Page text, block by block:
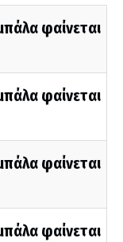
φαίνεται
φαίνεται
φαίνεται
φαίνεται